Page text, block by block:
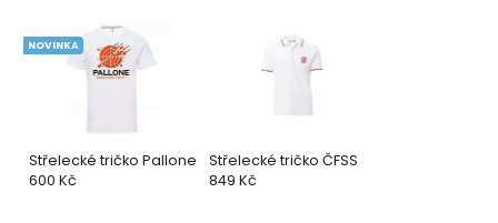
Střelecké tričko Pallone
NOVINKA
600 Kč
Střelecké tričko ČFSS
849 Kč